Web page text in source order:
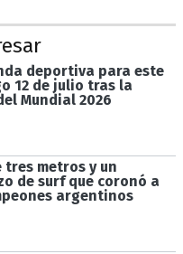
deportiva para este
12 de julio tras la
Mundial 2026
tres metros y un
de surf que coronó a
argentinos